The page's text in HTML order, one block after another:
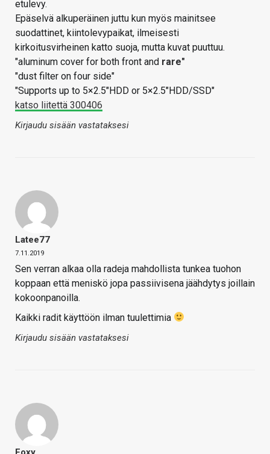
etulevy.
Epäselvä alkuperäinen juttu kun myös mainitsee
suodattinet, kiintolevypaikat, ilmeisesti
kirkoitusvirheinen katto suoja, mutta kuvat puuttuu.
"aluminum cover for both front and rare"
"dust filter on four side"
"Supports up to 5×2.5"HDD or 5×2.5"HDD/SSD"
katso liitettä 300406
Kirjaudu sisään vastataksesi
Latee77
7.11.2019
Sen verran alkaa olla radeja mahdollista tunkea tuohon
koppaan että meniskö jopa passiivisena jäähdytys joillain
kokoonpanoilla.
Kaikki radit käyttöön ilman tuulettimia
Kirjaudu sisään vastataksesi